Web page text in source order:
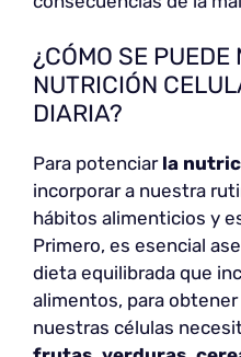
¿CÓMO SE
NUTRICIÓN
DIARIA?
Para potenciar la
incorporar a nuestra
hábitos alimenticios y
Primero, es esencial
dieta equilibrada que
alimentos, para
nuestras células